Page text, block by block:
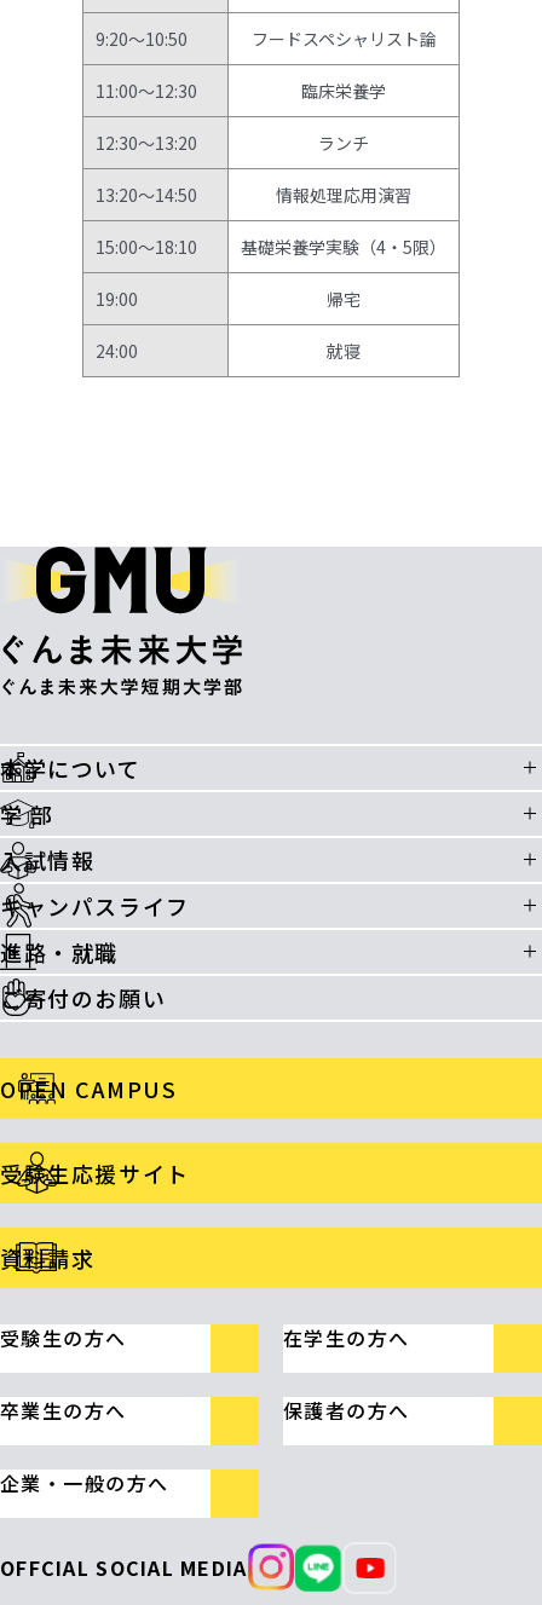
9:20～10:50 フードスペシャリスト論
11:00～12:30 臨床栄養学
12:30～13:20 ランチ
13:20～14:50 情報処理応用演習
15:00～18:10 基礎栄養学実験（4・5限）
19:00 帰宅
24:00 就寝
本学について
学 部
入試情報
キャンパスライフ
進路・就職
ご寄付のお願い
OPEN CAMPUS
受験生応援サイト
資料請求
受験生の方へ 在学生の方へ
卒業生の方へ 保護者の方へ
企業・一般の方へ
OFFCIAL SOCIAL MEDIA